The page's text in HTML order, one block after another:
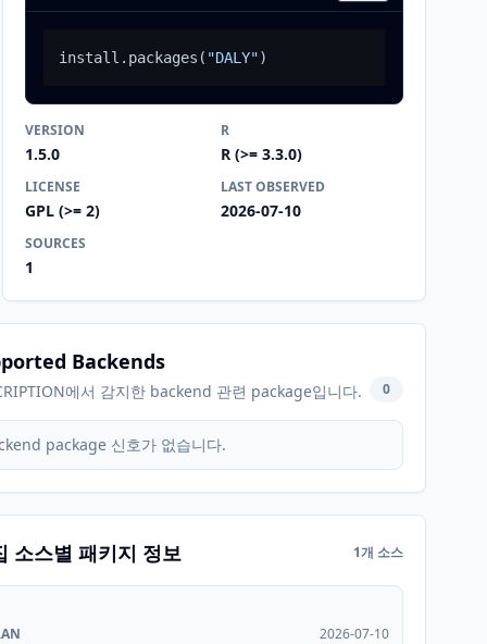
install.packages ( "DALY")
VERSION
1.5.0
R
R (>= 3.3.0)
LICENSE
GPL (>= 2)
LAST OBSERVED
2026-07-10
SOURCES
1
Backends
에서 감지한 backend 관련 package입니다. 0
package 신호가 없습니다.
소스별 패키지 정보 1개 소스
2026-07-10